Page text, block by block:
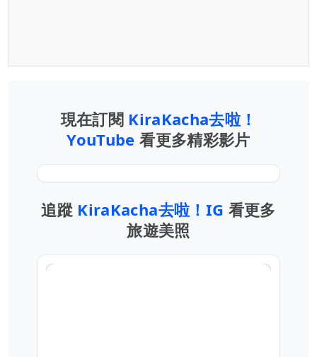
現在訂閱 KiraKacha去啦！
YouTube看更多精彩影片
追蹤 KiraKacha去啦！IG 看更多
旅遊美照